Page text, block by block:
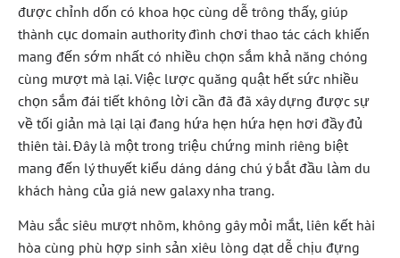
được chỉnh dốn có khoa học cùng dễ trông thấy, giúp
thành cục domain authority đình chơi thao tác cách khiến
mang đến sớm nhất có nhiều chọn sắm khả năng chóng
cùng mượt mà lại. Việc lược quăng quật hết sức nhiều
chọn sắm đái tiết không lời cần đã đã xây dựng được sự
về tối giản mà lại lại đang hứa hẹn hứa hẹn hơi đầy đủ
thiên tài. Đây là một trong triệu chứng minh riêng biệt
mang đến lý thuyết kiểu dáng dáng chú ý bắt đầu làm du
khách hàng của giá new galaxy nha trang.
Màu sắc siêu mượt nhõm, không gây mỏi mắt, liên kết hài
hòa cùng phù hợp sinh sản xiêu lòng dạt dễ chịu đựng